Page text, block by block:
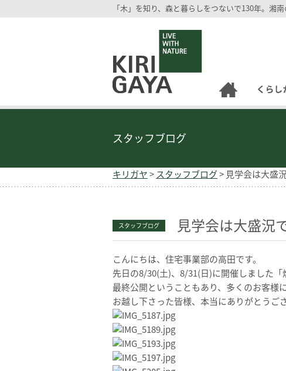
「木」を知り、森と暮らしをつないで130年。湘
スタッフブログ
キリガヤ > スタッフブログ > 見学会は大盛
スタッフブログ 見学会は大盛況
こんにちは、住宅事業部の高田です。
先日の8/30(土)、8/31(日)に開催しました「
最終公開ということもあり、多くのお客様
お越し下さった皆様、本当にありがとうご